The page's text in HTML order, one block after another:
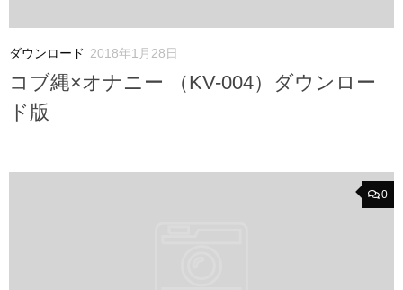
ダウンロード 2018年1月28日
コブ縄×オナニー （KV-004）ダウンロー
ド版
0